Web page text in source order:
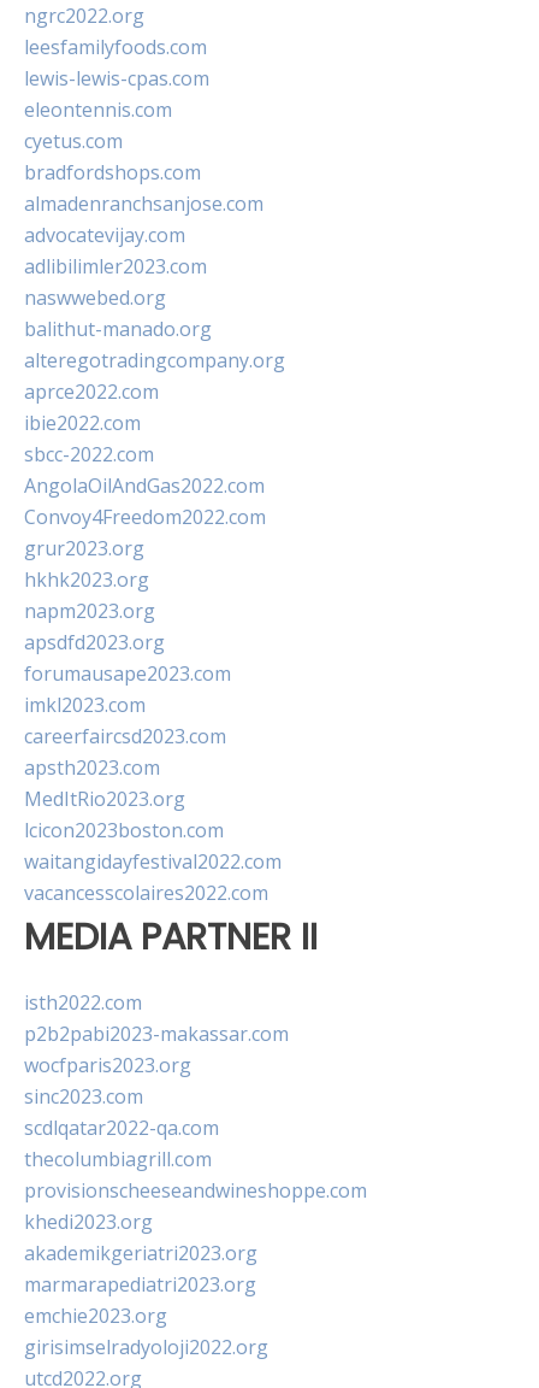
ngrc2022.org
leesfamilyfoods.com
lewis-lewis-cpas.com
eleontennis.com
cyetus.com
bradfordshops.com
almadenranchsanjose.com
advocatevijay.com
adlibilimler2023.com
naswwebed.org
balithut-manado.org
alteregotradingcompany.org
aprce2022.com
ibie2022.com
sbcc-2022.com
AngolaOilAndGas2022.com
Convoy4Freedom2022.com
grur2023.org
hkhk2023.org
napm2023.org
apsdfd2023.org
forumausape2023.com
imkl2023.com
careerfaircsd2023.com
apsth2023.com
MedItRio2023.org
lcicon2023boston.com
waitangidayfestival2022.com
vacancesscolaires2022.com
MEDIA PARTNER II
isth2022.com
p2b2pabi2023-makassar.com
wocfparis2023.org
sinc2023.com
scdlqatar2022-qa.com
thecolumbiagrill.com
provisionscheeseandwineshoppe.com
khedi2023.org
akademikgeriatri2023.org
marmarapediatri2023.org
emchie2023.org
girisimselradyoloji2022.org
utcd2022.org